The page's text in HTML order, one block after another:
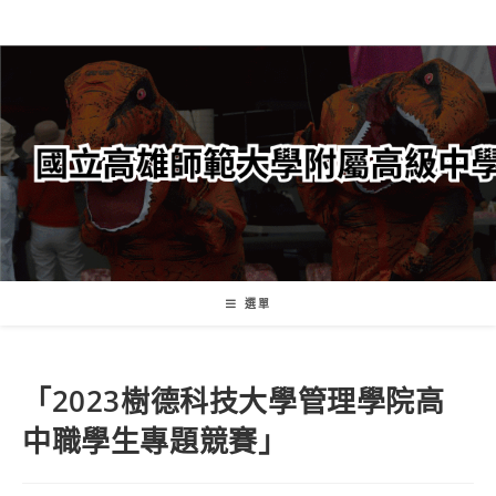
轉
要
內
容
選單
「2023樹德科技大學管理學院高
中職學生專題競賽」